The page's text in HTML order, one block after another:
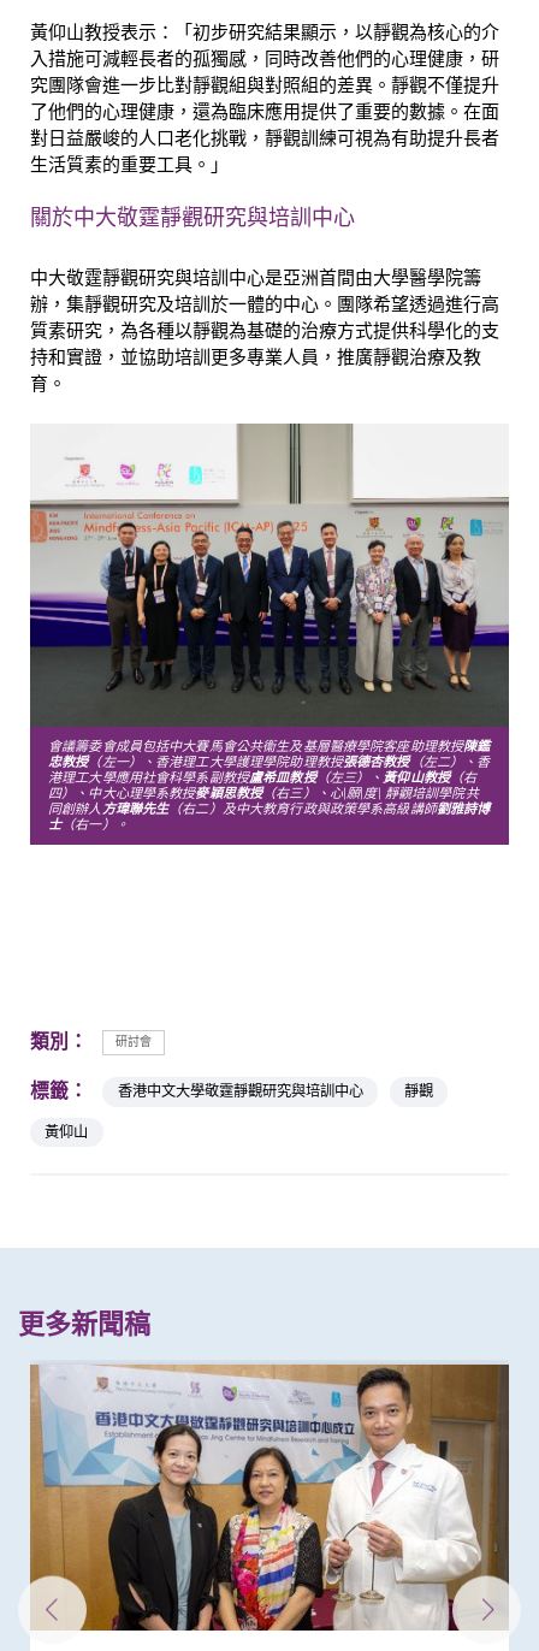
黃仰山教授表示：「初步研究結果顯示，以靜觀為核心的介
入措施可減輕長者的孤獨感，同時改善他們的心理健康，研
究團隊會進一步比對靜觀組與對照組的差異。靜觀不僅提升
了他們的心理健康，還為臨床應用提供了重要的數據。在面
對日益嚴峻的人口老化挑戰，靜觀訓練可視為有助提升長者
生活質素的重要工具。」
關於中大敬霆靜觀研究與培訓中心
中大敬霆靜觀研究與培訓中心是亞洲首間由大學醫學院籌
辦，集靜觀研究及培訓於一體的中心。團隊希望透過進行高
質素研究，為各種以靜觀為基礎的治療方式提供科學化的支
持和實證，並協助培訓更多專業人員，推廣靜觀治療及教
育。
會議籌委會成員包括中大賽馬會公共衞生及基層醫療學院客座助理教授陳鑑
忠教授（左一）、香港理工大學護理學院助理教授張德杏教授（左二）、香
港理工大學應用社會科學系副教授盧希皿教授（左三）、 黃仰山教授（右
四）、中大心理學系教授麥穎思教授（右三）、心|願|度| 靜觀培訓學院共
同創辦人方瑋聯先生（右二）及中大教育行政與政策學系高級講師劉雅詩博
士（右一）。
類別： 研討會
標籤： 香港中文大學敬霆靜觀研究與培訓中心
靜觀
黃仰山
更多新聞稿